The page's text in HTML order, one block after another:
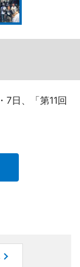
7日、「第11回